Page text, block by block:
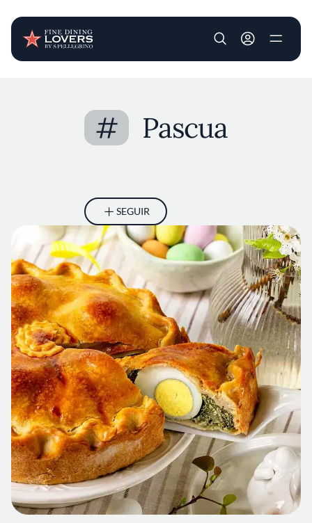
User account
# Pascua
SEGUIR